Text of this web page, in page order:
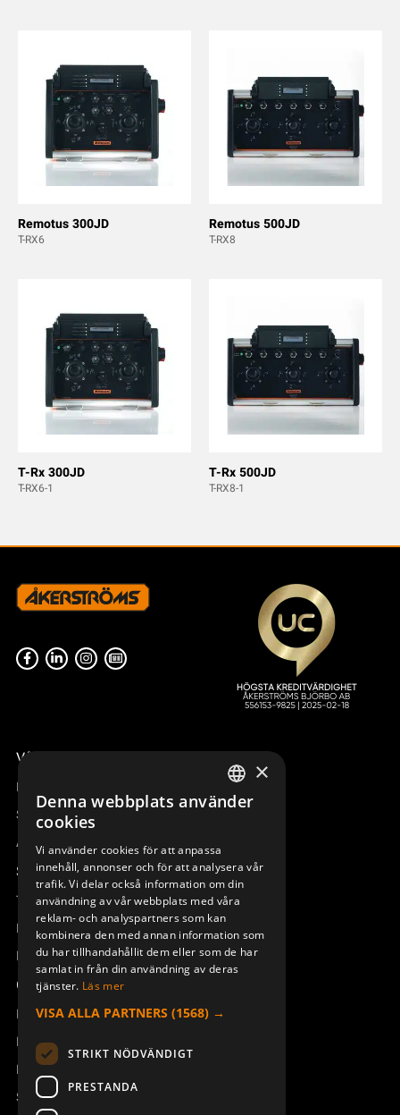
Remotus 300JD
T-RX6
Remotus 500JD
T-RX8
T-Rx 300JD
T-RX6-1
T-Rx 500JD
T-RX8-1
Våra radiostyrningar – översikt
Remotus
Sesam
Access_Ctrl
Support
Teknisk support
Boka service
Manualer och videoinstruktioner
Om Åkerströms
Kontakt
Nyheter
Pressrum
Säkerhet och direktiv
SWEDISH
DEUTSCH
×
Denna webbplats använder
cookies
Vi använder cookies för att anpassa
innehåll, annonser och för att analysera vår
trafik. Vi delar också information om din
användning av vår webbplats med våra
reklam- och analyspartners som kan
kombinera den med annan information som
du har tillhandahållit dem eller som de har
samlat in från din användning av deras
tjänster. Läs mer
VISA ALLA PARTNERS (1568) →
STRIKT NÖDVÄNDIGT
PRESTANDA